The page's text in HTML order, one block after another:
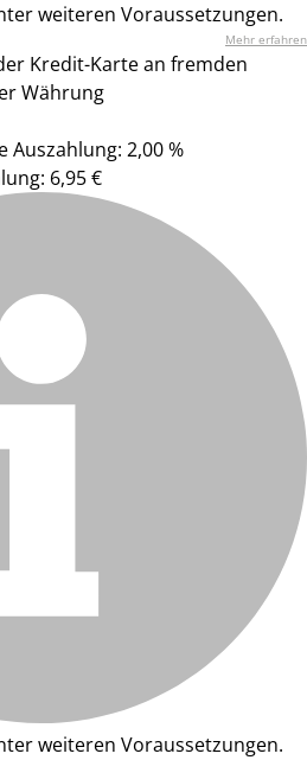
weiteren Voraussetzungen.
Mehr erfahren
Kredit-Karte an fremden
Währung
Auszahlung: 2,00 %
6,95 €
weiteren Voraussetzungen.